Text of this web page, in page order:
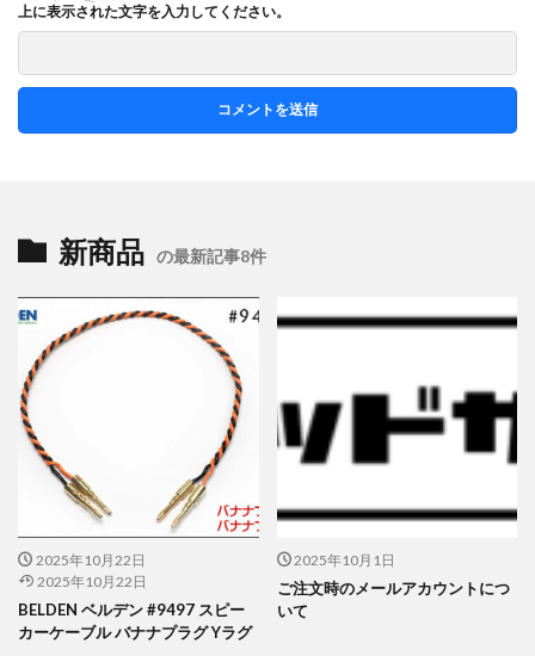
上に表示された文字を入力してください。
新商品 の最新記事8件
2025年10月22日
2025年10月22日
BELDEN ベルデン #9497 スピー
カーケーブル バナナプラグ Yラグ
2025年10月1日
ご注文時のメールアカウントにつ
いて